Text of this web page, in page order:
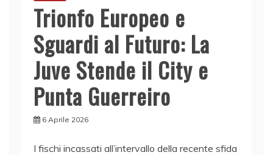
Trionfo Europeo e
Sguardi al Futuro: La
Juve Stende il City e
Punta Guerreiro
6 Aprile 2026
I fischi incassati all’intervallo della recente sfida